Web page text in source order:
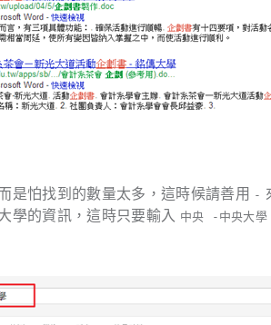
是怕找到的數量太多，這時候請善用 -
學的資訊，這時只要輸入 中央 -中央大學